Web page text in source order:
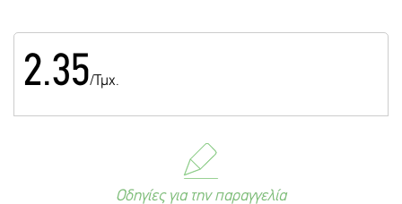
2.35/Τμχ.
Οδηγίες για την παραγγελία